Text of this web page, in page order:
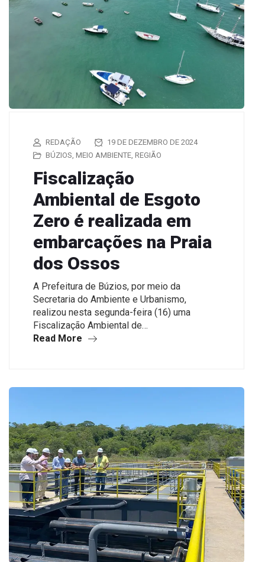
REDAÇÃO
19 DE DEZEMBRO DE 2024
BÚZIOS MEIO AMBIENTE REGIÃO
Fiscalização
Ambiental de Esgoto
Zero é realizada em
embarcações na Praia
dos Ossos
A Prefeitura de Búzios, por meio da
Secretaria do Ambiente e Urbanismo,
realizou nesta segunda-feira (16) uma
Fiscalização Ambiental de…
Read More